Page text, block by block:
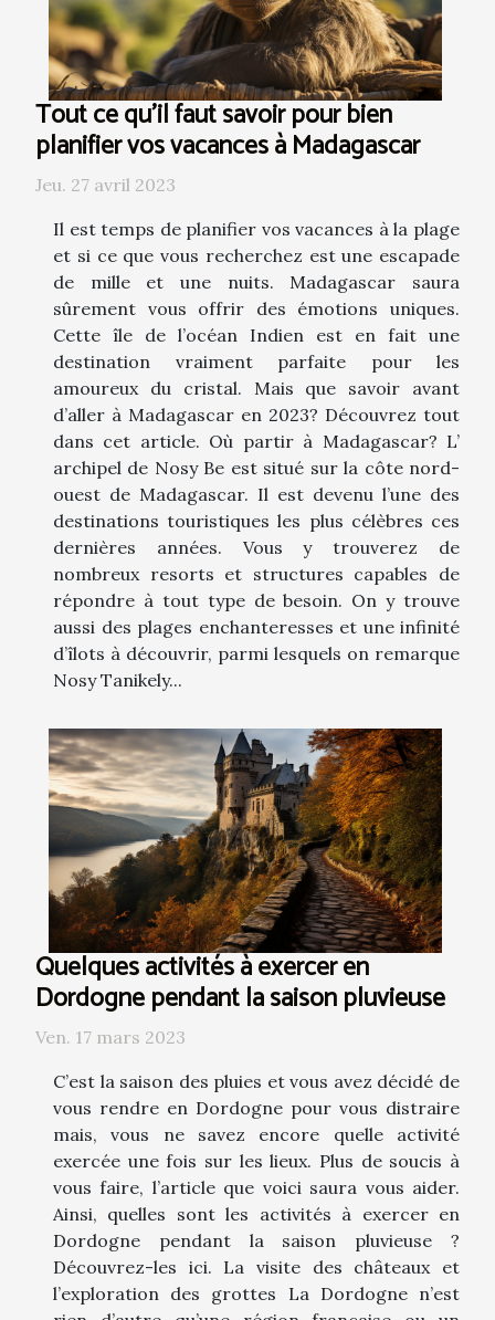
Tout ce qu'il faut savoir pour bien
planifier vos vacances à Madagascar
Jeu. 27 avril 2023
Il est temps de planifier vos vacances à la plage
et si ce que vous recherchez est une escapade
de mille et une nuits. Madagascar saura
sûrement vous offrir des émotions uniques.
Cette île de l’océan Indien est en fait une
destination vraiment parfaite pour les
amoureux du cristal. Mais que savoir avant
d’aller à Madagascar en 2023? Découvrez tout
dans cet article. Où partir à Madagascar? L’
archipel de Nosy Be est situé sur la côte nord-
ouest de Madagascar. Il est devenu l’une des
destinations touristiques les plus célèbres ces
dernières années. Vous y trouverez de
nombreux resorts et structures capables de
répondre à tout type de besoin. On y trouve
aussi des plages enchanteresses et une infinité
d’îlots à découvrir, parmi lesquels on remarque
Nosy Tanikely...
Quelques activités à exercer en
Dordogne pendant la saison pluvieuse
Ven. 17 mars 2023
C’est la saison des pluies et vous avez décidé de
vous rendre en Dordogne pour vous distraire
mais, vous ne savez encore quelle activité
exercée une fois sur les lieux. Plus de soucis à
vous faire, l’article que voici saura vous aider.
Ainsi, quelles sont les activités à exercer en
Dordogne pendant la saison pluvieuse ?
Découvrez-les ici. La visite des châteaux et
l’exploration des grottes La Dordogne n’est